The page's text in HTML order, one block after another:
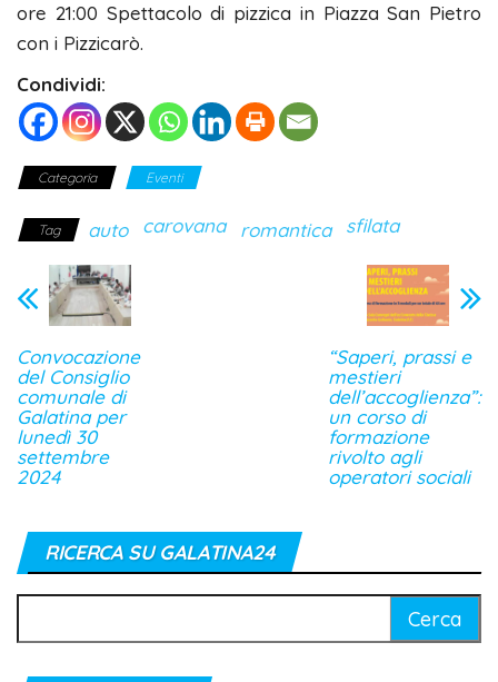
ore 21:00 Spettacolo di pizzica in Piazza San Pietro
con i Pizzicarò.
Condividi:
Categoria Eventi
Tag auto carovana romantica sfilata
Convocazione
del Consiglio
comunale di
Galatina per
lunedì 30
settembre
2024
“Saperi, prassi e
mestieri
dell’accoglienza”:
un corso di
formazione
rivolto agli
operatori sociali
RICERCA SU GALATINA24
per: